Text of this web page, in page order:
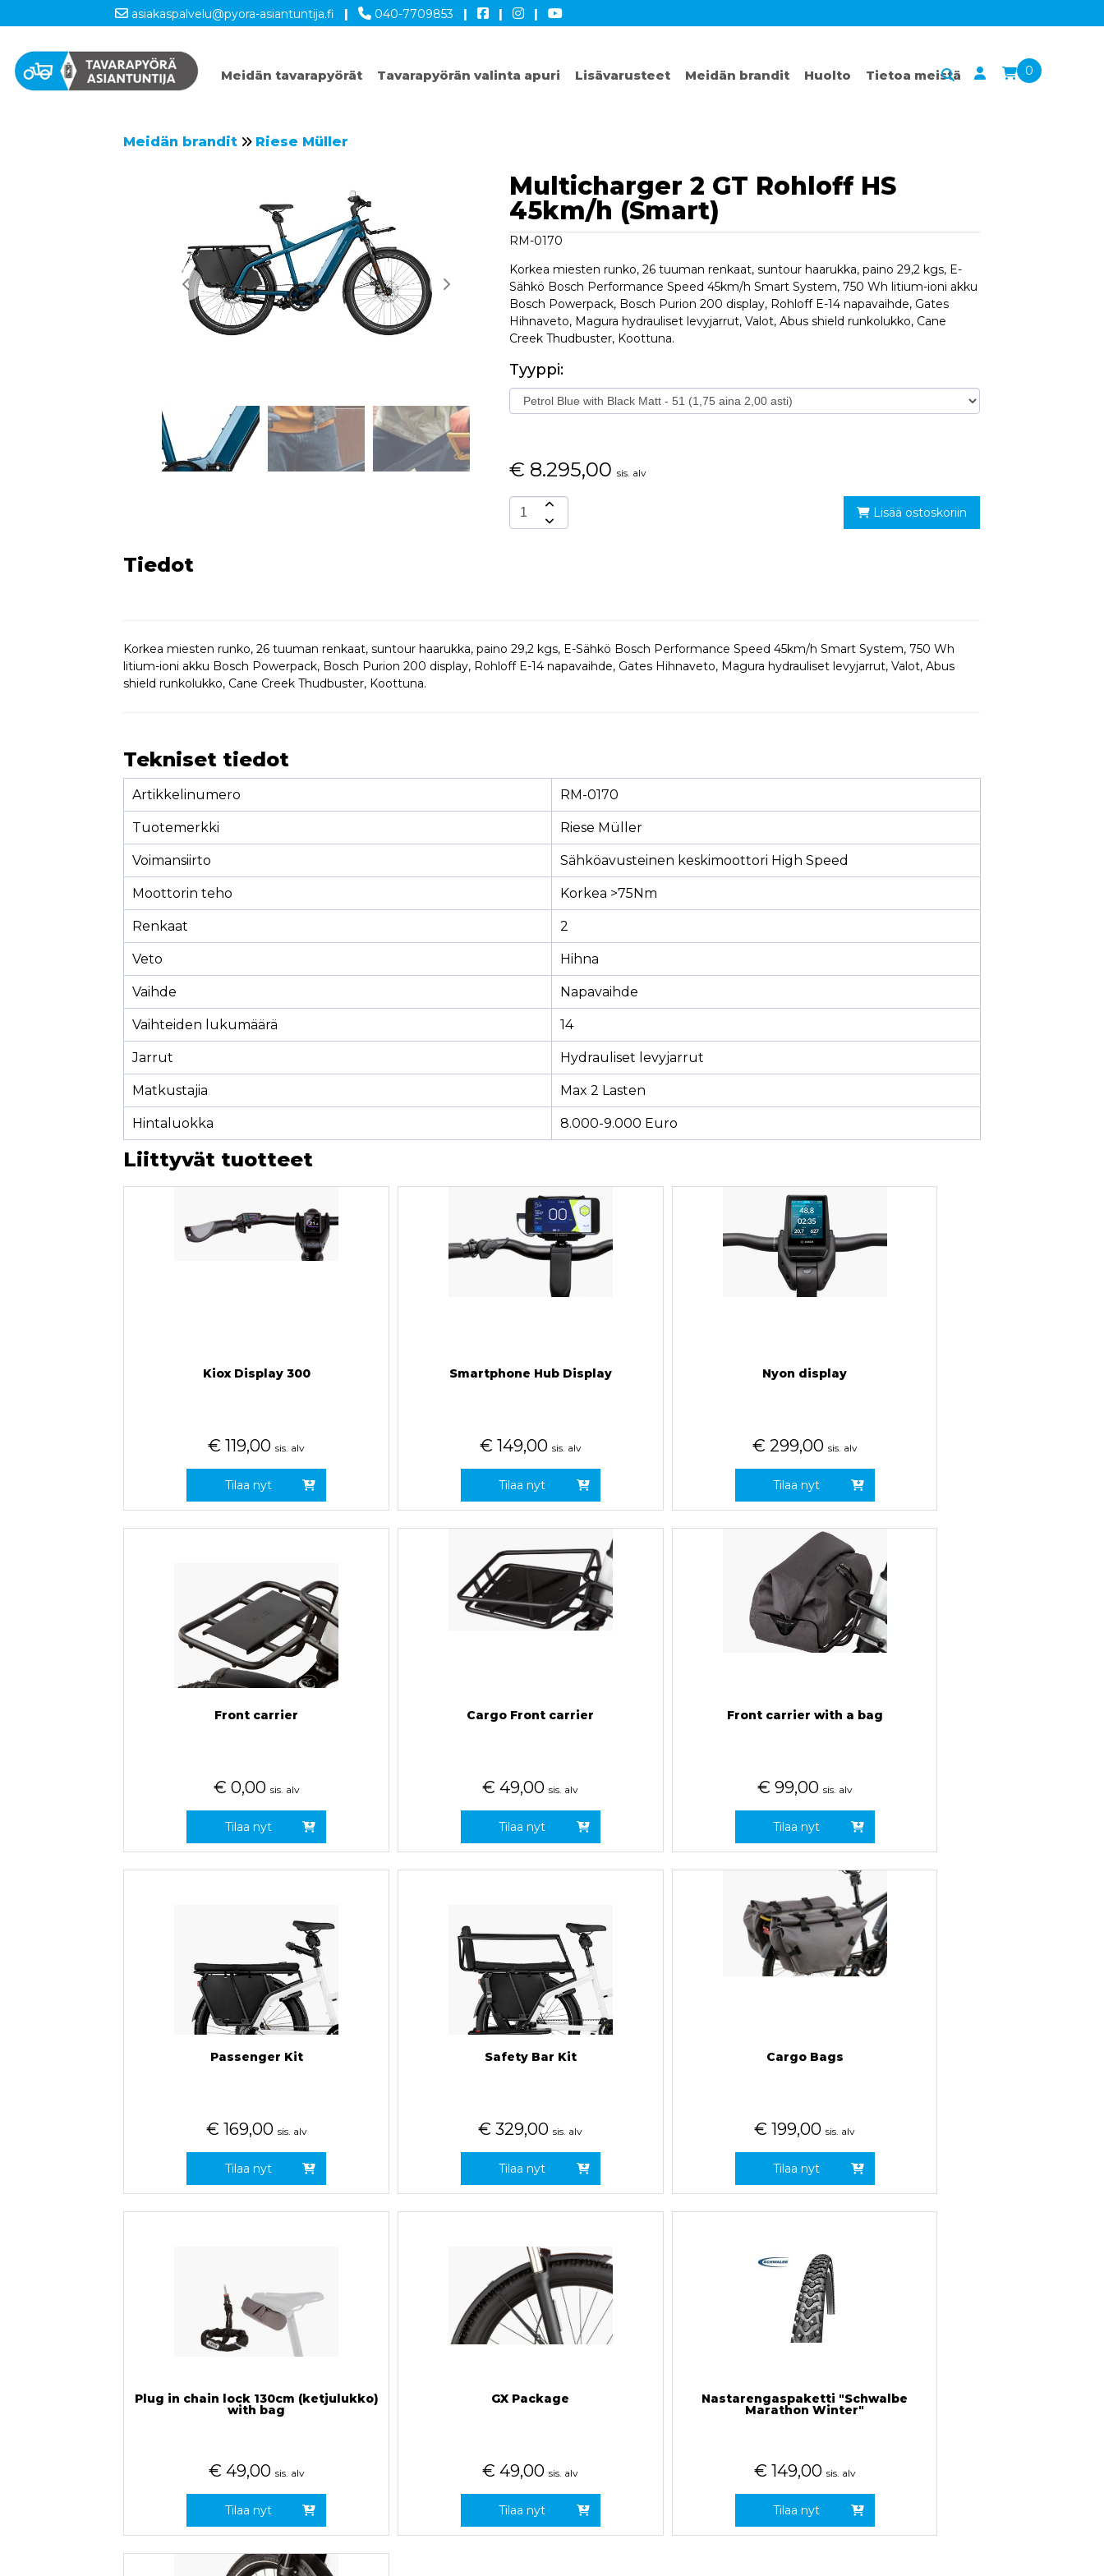
asiakaspalvelu@pyora-asiantuntija.fi | 040-7709853 | | |
Meidän tavarapyörät Tavarapyörän valinta apuri Lisävarusteet Meidän brandit Huolto Tietoa meistä 0
Meidän brandit Riese Müller
Multicharger 2 GT Rohloff HS
45km/h (Smart)
RM-0170
Korkea miesten runko, 26 tuuman renkaat, suntour haarukka, paino 29,2 kgs, E-
Sähkö Bosch Performance Speed 45km/h Smart System, 750 Wh litium-ioni akku
Bosch Powerpack, Bosch Purion 200 display, Rohloff E-14 napavaihde, Gates
Hihnaveto, Magura hydrauliset levyjarrut, Valot, Abus shield runkolukko, Cane
Creek Thudbuster, Koottuna.
Tyyppi:
€ 8.295,00 sis. alv
Lisää ostoskoriin
Tiedot
Korkea miesten runko, 26 tuuman renkaat, suntour haarukka, paino 29,2 kgs, E-Sähkö Bosch Performance Speed 45km/h Smart System, 750 Wh
litium-ioni akku Bosch Powerpack, Bosch Purion 200 display, Rohloff E-14 napavaihde, Gates Hihnaveto, Magura hydrauliset levyjarrut, Valot, Abus
shield runkolukko, Cane Creek Thudbuster, Koottuna.
Tekniset tiedot
Artikkelinumero RM-0170
Tuotemerkki Riese Müller
Voimansiirto Sähköavusteinen keskimoottori High Speed
Moottorin teho Korkea >75Nm
Renkaat 2
Veto Hihna
Vaihde Napavaihde
Vaihteiden lukumäärä 14
Jarrut Hydrauliset levyjarrut
Matkustajia Max 2 Lasten
Hintaluokka 8.000-9.000 Euro
Liittyvät tuotteet
Kiox Display 300
€ 119,00 sis. alv
Tilaa nyt
Smartphone Hub Display
€ 149,00 sis. alv
Tilaa nyt
Nyon display
€ 299,00 sis. alv
Tilaa nyt
Front carrier
€ 0,00 sis. alv
Tilaa nyt
Cargo Front carrier
€ 49,00 sis. alv
Tilaa nyt
Front carrier with a bag
€ 99,00 sis. alv
Tilaa nyt
Passenger Kit
€ 169,00 sis. alv
Tilaa nyt
Safety Bar Kit
€ 329,00 sis. alv
Tilaa nyt
Cargo Bags
€ 199,00 sis. alv
Tilaa nyt
Plug in chain lock 130cm (ketjulukko)
with bag
€ 49,00 sis. alv
Tilaa nyt
GX Package
€ 49,00 sis. alv
Tilaa nyt
Nastarengaspaketti "Schwalbe
Marathon Winter"
€ 149,00 sis. alv
Tilaa nyt